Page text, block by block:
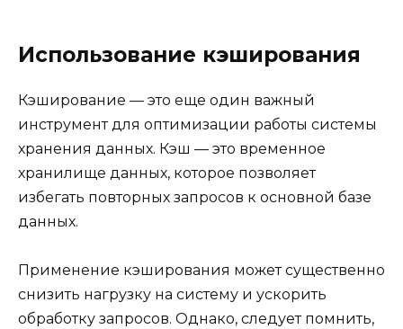
Использование кэширования
Кэширование — это еще один важный
инструмент для оптимизации работы системы
хранения данных. Кэш — это временное
хранилище данных, которое позволяет
избегать повторных запросов к основной базе
данных.
Применение кэширования может существенно
снизить нагрузку на систему и ускорить
обработку запросов. Однако, следует помнить,